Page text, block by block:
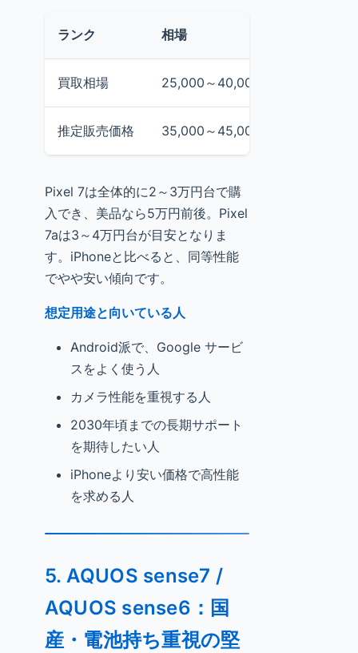
ランク 相場
買取相場 25,000～40,000円
推定販売価格 35,000～45,000円
Pixel 7は全体的に2～3万円台で購
入でき、美品なら5万円前後。Pixel
7aは3～4万円台が目安となりま
す。iPhoneと比べると、同等性能
でやや安い傾向です。
想定用途と向いている人
Android派で、Google サービ
スをよく使う人
カメラ性能を重視する人
2030年頃までの長期サポート
を期待したい人
iPhoneより安い価格で高性能
を求める人
5. AQUOS sense7 /
AQUOS sense6：国
産・電池持ち重視の堅